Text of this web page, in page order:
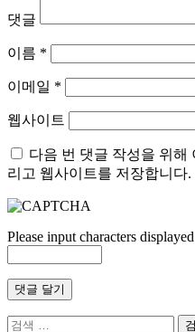
댓글
이름 *
이메일 *
웹사이트
다음 번 댓글 작성을 위해
리고 웹사이트를 저장합니다.
Please input characters
검